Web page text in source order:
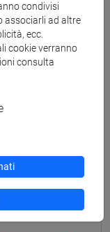
MOD.
INGLESE
INGLESE
INGLESE
MOD.
condivisi
associarli ad altre
ecc.
cookie verranno
consulta